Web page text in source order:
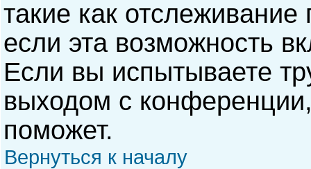
такие как
если эта возможность
Если вы испытываете
выходом с
поможет.
Вернуться к началу